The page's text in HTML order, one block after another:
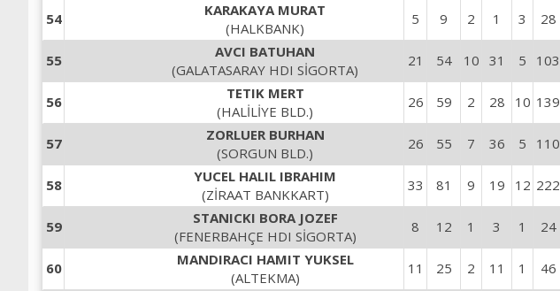
54
KARAKAYA MURAT
(HALKBANK)
5 9 2 1 3 28
55
AVCI BATUHAN
(GALATASARAY HDI SİGORTA)
21 54 10 31 5 103
56
TETIK MERT
(HALİLİYE BLD.)
26 59 2 28 10 139
57
ZORLUER BURHAN
(SORGUN BLD.)
26 55 7 36 5 110
58
YUCEL HALIL IBRAHIM
(ZİRAAT BANKKART)
33 81 9 19 12 222
59
STANICKI BORA JOZEF
(FENERBAHÇE HDI SİGORTA)
8 12 1 3 1 24
60
MANDIRACI HAMIT YUKSEL
(ALTEKMA)
11 25 2 11 1 46